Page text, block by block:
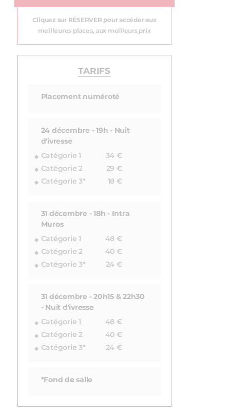
Cliquez sur RÉSERVER pour accéder aux
meilleures places, aux meilleurs prix
TARIFS
Placement numéroté
24 décembre - 19h - Nuit
d'ivresse
Catégorie 1
34 €
Catégorie 2
29 €
Catégorie 3*
18 €
31 décembre - 18h - Intra
Muros
Catégorie 1
48 €
Catégorie 2
40 €
Catégorie 3*
24 €
31 décembre - 20h15 & 22h30
- Nuit d'ivresse
Catégorie 1
48 €
Catégorie 2
40 €
Catégorie 3*
24 €
*Fond de salle